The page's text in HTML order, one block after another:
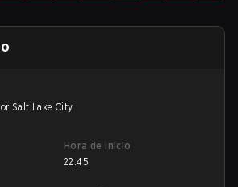
Salt Lake City
Hora de inicio
22:45